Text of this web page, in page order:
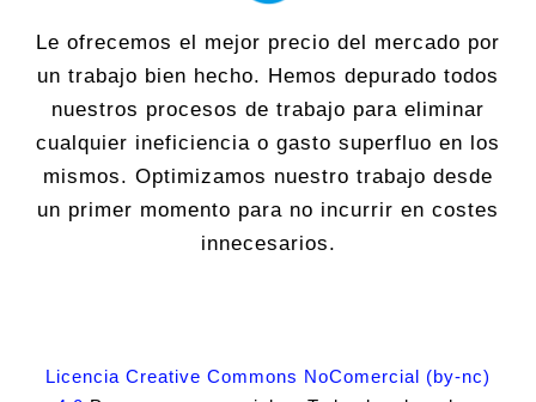
Le ofrecemos el mejor precio del mercado por
un trabajo bien hecho. Hemos depurado todos
nuestros procesos de trabajo para eliminar
cualquier ineficiencia o gasto superfluo en los
mismos. Optimizamos nuestro trabajo desde
un primer momento para no incurrir en costes
innecesarios.
Licencia Creative Commons NoComercial (by-nc)